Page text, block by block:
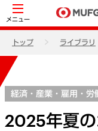
メニュー
トップ ライブラリ
経済・産業・雇用・労
2025年夏